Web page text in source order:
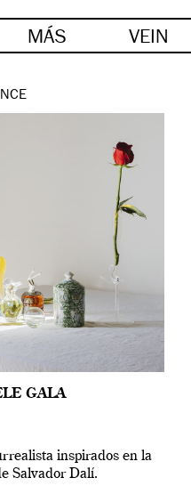
MÁS VEIN
GALA
inspirados en la
Salvador Dalí.